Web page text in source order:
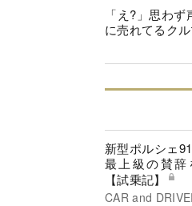
「え?」思わ
に売れてるク
新型ポルシェ
最上級の賛
【試乗記】
CAR and